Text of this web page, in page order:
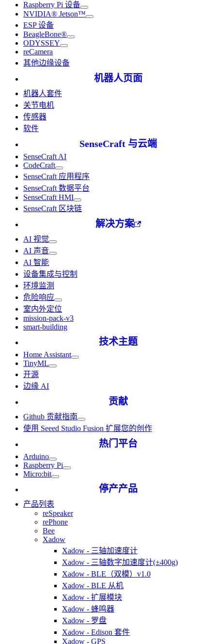
Raspberry Pi 设备
NVIDIA® Jetson™
ESP 设备
BeagleBone®
ODYSSEY
reCamera
其他边缘设备
机器人页面
机器人套件
关节电机
传感器
软件
SenseCraft 与云端
SenseCraft AI
CodeCraft
SenseCraft 应用程序
SenseCraft 数据平台
SenseCraft HMI
SenseCraft 区块链
解决方案
AI 视觉
AI 声音
AI 智能
设备集成与控制
环境监测
危险响应
室内外定位
mission-pack-v3
smart-building
技术主题
Home Assistant
TinyML
开源
边缘 AI
贡献
Github 贡献指南
使用 Seeed Studio Fusion 扩展您的创作
热门平台
Arduino
Raspberry Pi
Micro:bit
停产产品
产品列表
reSpeaker
rePhone
Bee
Xadow
Xadow - 三轴加速度计
Xadow - 三轴数字加速度计(±400g)
Xadow - BLE（双模）v1.0
Xadow - BLE 从机
Xadow - 扩展模块
Xadow - 蜂鸣器
Xadow - 罗盘
Xadow - Edison 套件
Xadow - GPS